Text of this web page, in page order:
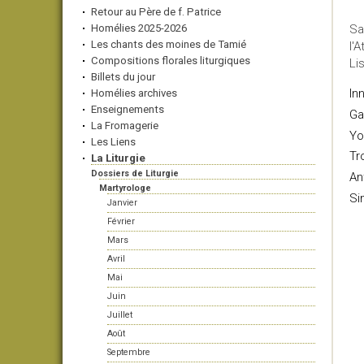
Retour au Père de f. Patrice
Homélies 2025-2026
Les chants des moines de Tamié
Compositions florales liturgiques
Billets du jour
Homélies archives
Enseignements
La Fromagerie
Les Liens
La Liturgie
Dossiers de Liturgie
Martyrologe
Janvier
Février
Mars
Avril
Mai
Juin
Juillet
Août
Septembre